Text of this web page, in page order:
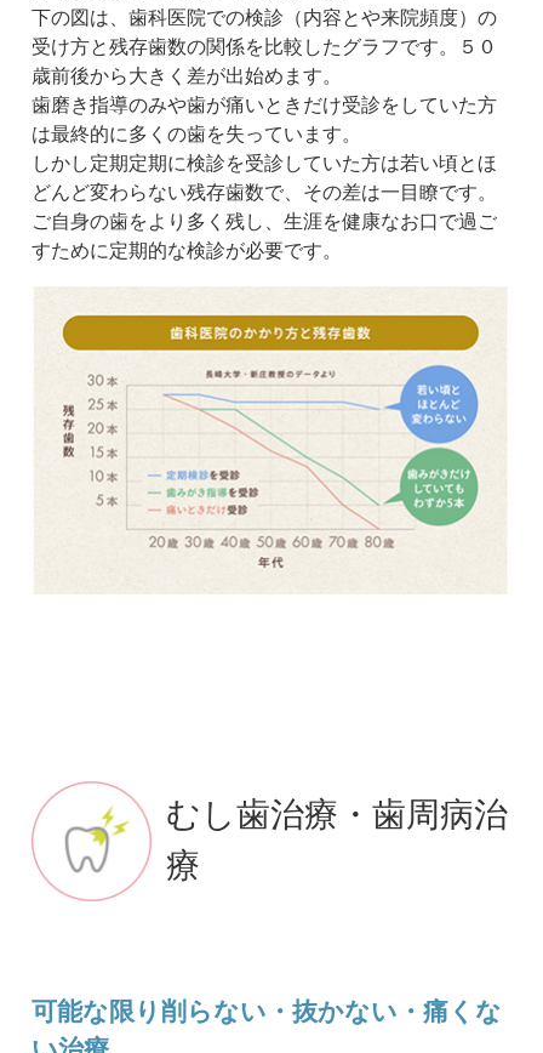
下の図は、歯科医院での検診（内容とや来院頻度）の
受け方と残存歯数の関係を比較したグラフです。５０
歳前後から大きく差が出始めます。
歯磨き指導のみや歯が痛いときだけ受診をしていた方
は最終的に多くの歯を失っています。
しかし定期定期に検診を受診していた方は若い頃とほ
どんど変わらない残存歯数で、その差は一目瞭です。
ご自身の歯をより多く残し、生涯を健康なお口で過ご
すために定期的な検診が必要です。
むし歯治療・歯周病治
療
可能な限り削らない・抜かない・痛くな